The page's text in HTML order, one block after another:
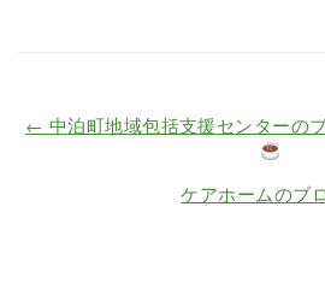
← 中泊町地域包括支援センターの
ケアホームのブ